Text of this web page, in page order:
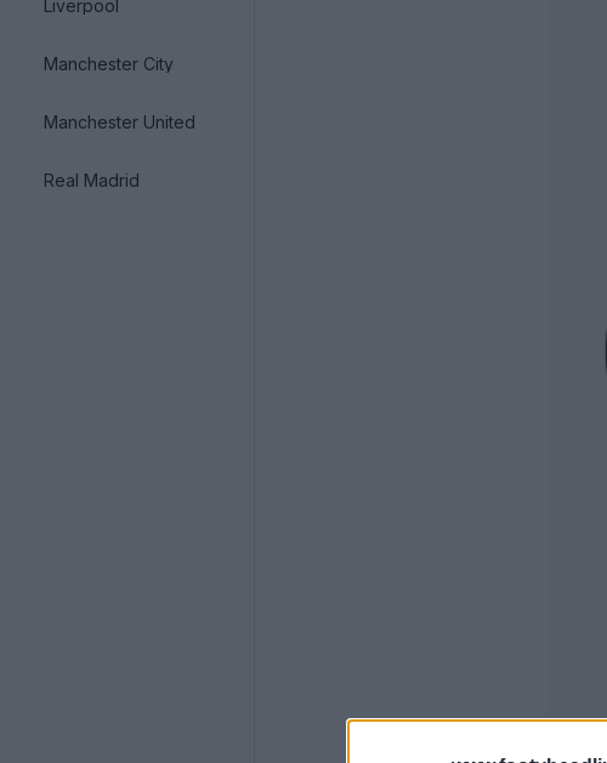
Liverpool
Manchester City
Manchester United
Real Madrid